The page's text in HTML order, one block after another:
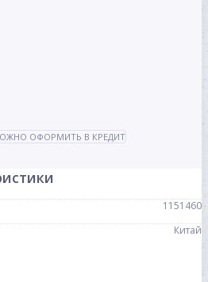
ОФОРМИТЬ В КРЕДИТ
1151460
Китай